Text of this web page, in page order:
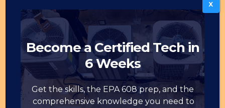
El Programa Núcleo
de NATE de
Certificado Básico de
Técnico de Apoyo de
HVAC
Become a Certified Tech in
6 Weeks
Get the skills, the EPA 608 prep, and the
comprehensive knowledge you need to
X